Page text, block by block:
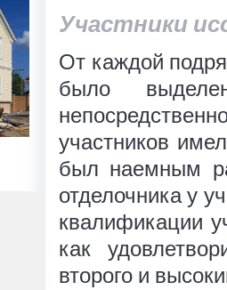
Участники
От каждой
было
участников
был наемным
отделочника у
квалификации
как
второго и